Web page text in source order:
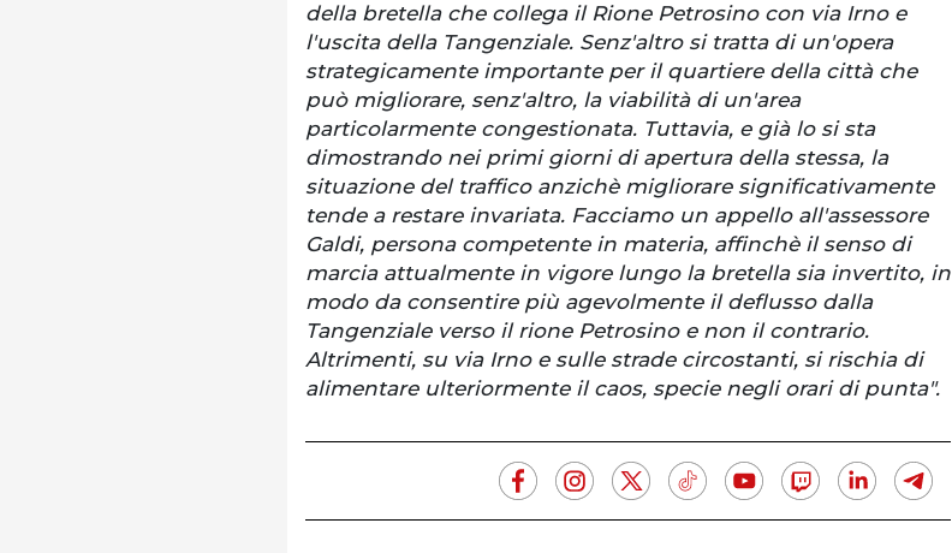
della bretella che collega il Rione Petrosino con via Irno e
l'uscita della Tangenziale. Senz'altro si tratta di un'opera
strategicamente importante per il quartiere della città che
può migliorare, senz'altro, la viabilità di un'area
particolarmente congestionata. Tuttavia, e già lo si sta
dimostrando nei primi giorni di apertura della stessa, la
situazione del traffico anzichè migliorare significativamente
tende a restare invariata. Facciamo un appello all'assessore
Galdi, persona competente in materia, affinchè il senso di
marcia attualmente in vigore lungo la bretella sia invertito, in
modo da consentire più agevolmente il deflusso dalla
Tangenziale verso il rione Petrosino e non il contrario.
Altrimenti, su via Irno e sulle strade circostanti, si rischia di
alimentare ulteriormente il caos, specie negli orari di punta".